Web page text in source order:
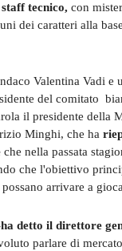
staff tecnico, con
dei caratteri alla
Valentina Vadi e
del comitato
il presidente della
Minghi, che ha
che nella passata
che l'obiettivo
arrivare a
detto il direttore
parlare di